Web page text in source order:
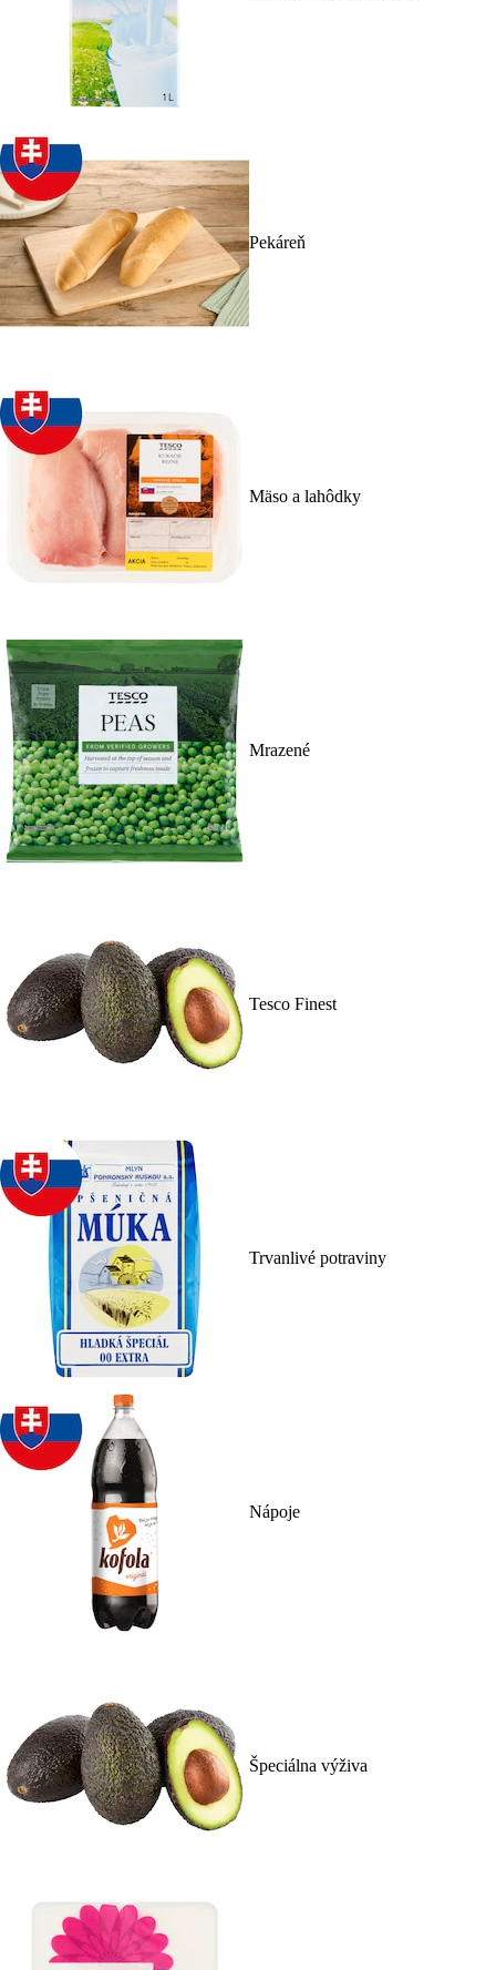
Pekáreň
Mäso a lahôdky
Mrazené
Tesco Finest
Trvanlivé potraviny
Nápoje
Špeciálna výživa